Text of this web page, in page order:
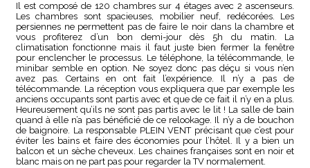
Il est composé de 120 chambres sur 4 étages avec 2 ascenseurs.
Les chambres sont spacieuses, mobilier neuf, redécorées. Les
persiennes ne permettent pas de faire le noir dans la chambre et
vous profiterez d’un bon demi-jour dès 5h du matin. La
climatisation fonctionne mais il faut juste bien fermer la fenêtre
pour enclencher le processus. Le téléphone, la télécommande, le
minibar semble en option. Ne soyez donc pas déçu si vous n’en
avez pas. Certains en ont fait l’expérience. Il n’y a pas de
télécommande. La réception vous expliquera que par exemple les
anciens occupants sont partis avec et que de ce fait il n’y en a plus.
Heureusement qu’ils ne sont pas partis avec le lit ! La salle de bain
quand à elle n’a pas bénéficié de ce relookage. Il n’y a de bouchon
de baignoire. La responsable PLEIN VENT précisant que c’est pour
éviter les bains et faire des économies pour l’hôtel. Il y a bien un
balcon et un sèche cheveux. Les chaines françaises sont en noir et
blanc mais on ne part pas pour regarder la TV normalement.